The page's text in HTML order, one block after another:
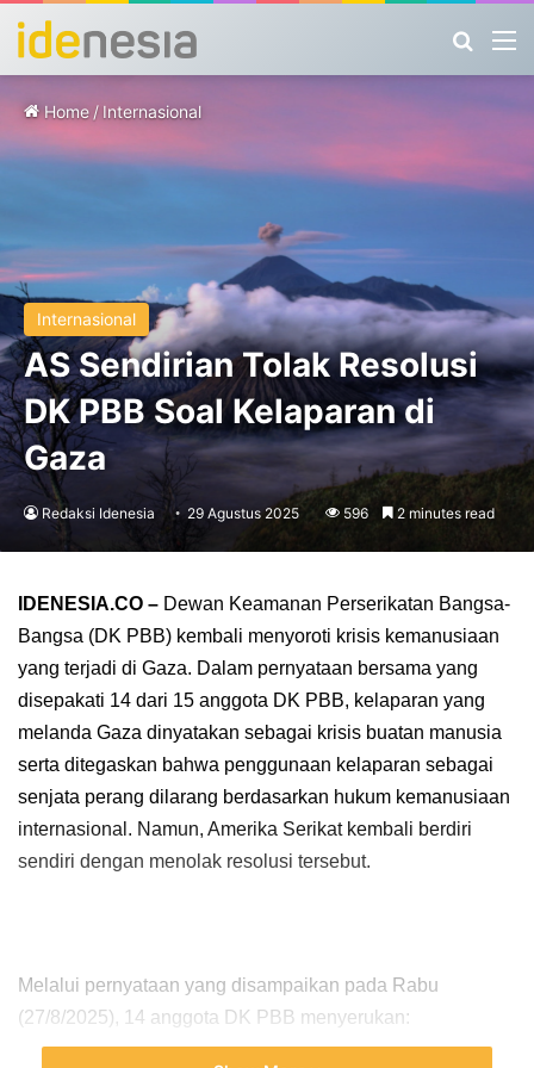
Home / Internasional
Internasional
AS Sendirian Tolak Resolusi
DK PBB Soal Kelaparan di
Gaza
Redaksi Idenesia 29 Agustus 2025 596 2 minutes read
IDENESIA.CO – Dewan Keamanan Perserikatan Bangsa-
Bangsa (DK PBB) kembali menyoroti krisis kemanusiaan
yang terjadi di Gaza. Dalam pernyataan bersama yang
disepakati 14 dari 15 anggota DK PBB, kelaparan yang
melanda Gaza dinyatakan sebagai krisis buatan manusia
serta ditegaskan bahwa penggunaan kelaparan sebagai
senjata perang dilarang berdasarkan hukum kemanusiaan
internasional. Namun, Amerika Serikat kembali berdiri
sendiri dengan menolak resolusi tersebut.
Melalui pernyataan yang disampaikan pada Rabu
(27/8/2025), 14 anggota DK PBB menyerukan: